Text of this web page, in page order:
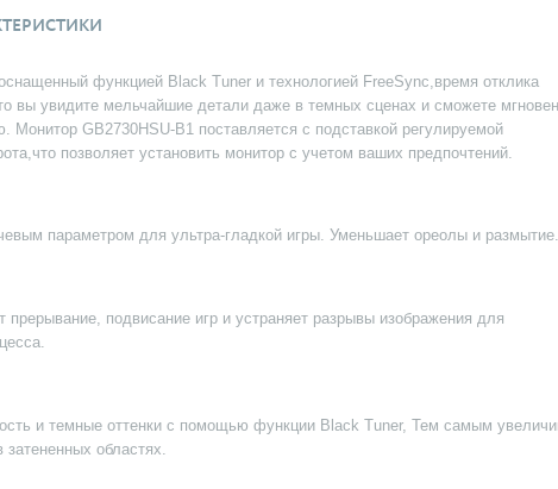
оснащенный функцией Black Tuner и технологией FreeSync,время отклика
вы увидите мельчайшие детали даже в темных сценах и сможете
GB2730HSU-B1 поставляется с подставкой регулируемой
позволяет установить монитор с учетом ваших предпочтений.
параметром для ультра-гладкой игры. Уменьшает ореолы и размытие.
подвисание игр и устраняет разрывы изображения для
и темные оттенки с помощью функции Black Tuner, Тем самым
областях.